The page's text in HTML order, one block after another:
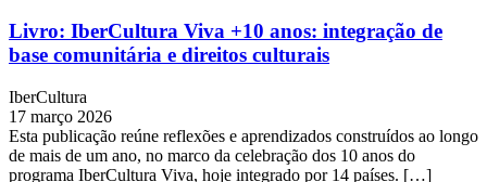
Livro: IberCultura Viva +10 anos: integração de
base comunitária e direitos culturais
IberCultura
17 março 2026
Esta publicação reúne reflexões e aprendizados construídos ao longo
de mais de um ano, no marco da celebração dos 10 anos do
programa IberCultura Viva, hoje integrado por 14 países. […]